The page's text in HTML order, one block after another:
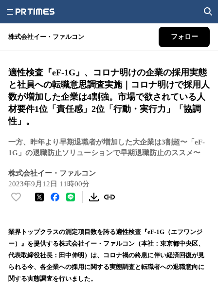
株式会社イー・ファルコン フォロー
適性検査『eF-1G』、コロナ明けの企業の採用実態
と社員への転職意思調査実施｜コロナ明けで採用人
数が増加した企業は4割強。市場で欲されている人
材要件1位「責任感」2位「行動・実行力」「協調
性」。
一方、昨年より早期退職者が増加した大企業は3割超〜「eF-
1G」の退職防止ソリューションで早期退職防止のススメ〜
株式会社イー・ファルコン
2023年9月12日 11時00分
い
！
数
を
読
込
業界トップクラスの測定項目数を誇る適性検査『eF-1G（エフワンジ
ー）』を提供する株式会社イー・ファルコン（本社：東京都中央区、
代表取締役社長：田中伸明）は、コロナ禍の終息に伴い経済回復が見
られる今、各企業への採用に関する実態調査と転職者への退職意向に
関する実態調査を行いました。